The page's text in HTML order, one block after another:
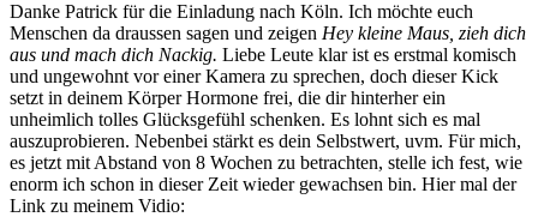
Danke Patrick für die Einladung nach Köln. Ich möchte euch
Menschen da draussen sagen und zeigen Hey kleine Maus, zieh dich
aus und mach dich Nackig. Liebe Leute klar ist es erstmal komisch
und ungewohnt vor einer Kamera zu sprechen, doch dieser Kick
setzt in deinem Körper Hormone frei, die dir hinterher ein
unheimlich tolles Glücksgefühl schenken. Es lohnt sich es mal
auszuprobieren. Nebenbei stärkt es dein Selbstwert, uvm. Für mich,
es jetzt mit Abstand von 8 Wochen zu betrachten, stelle ich fest, wie
enorm ich schon in dieser Zeit wieder gewachsen bin. Hier mal der
Link zu meinem Vidio: